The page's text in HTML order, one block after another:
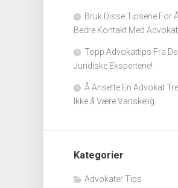
Bruk Disse Tipsene For
Bedre Kontakt Med
Topp Advokattips Fra De
Juridiske Ekspertene!
Å Ansette En Advokat
Ikke å Være Vanskelig
Kategorier
Advokater Tips